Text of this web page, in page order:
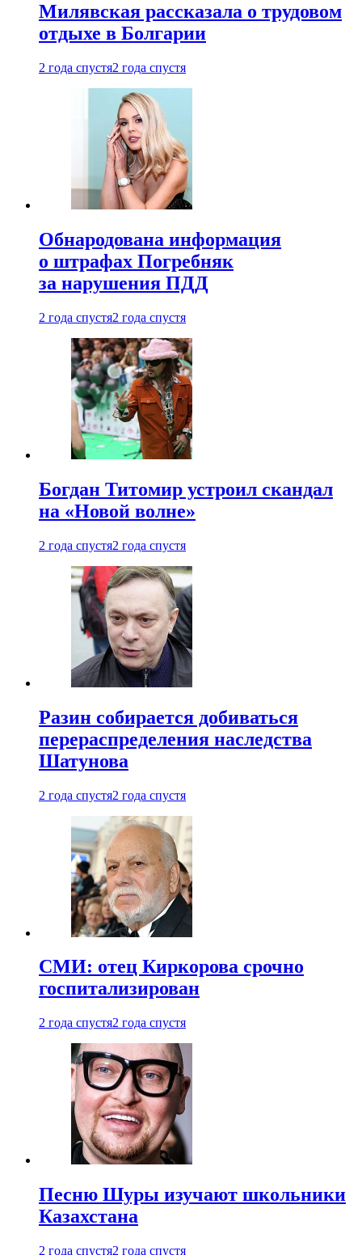
Милявская рассказала о трудовом
отдыхе в Болгарии
2 года спустя2 года спустя
Обнародована информация
о штрафах Погребняк
за нарушения ПДД
2 года спустя2 года спустя
Богдан Титомир устроил скандал
на «Новой волне»
2 года спустя2 года спустя
Разин собирается добиваться
перераспределения наследства
Шатунова
2 года спустя2 года спустя
СМИ: отец Киркорова срочно
госпитализирован
2 года спустя2 года спустя
Песню Шуры изучают школьники
Казахстана
2 года спустя2 года спустя